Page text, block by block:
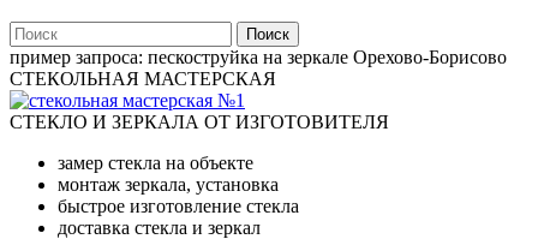
Поиск
пример запроса: пескоструйка на зеркале Орехово-Борисово
СТЕКОЛЬНАЯ МАСТЕРСКАЯ
СТЕКЛО И ЗЕРКАЛА ОТ ИЗГОТОВИТЕЛЯ
замер стекла на объекте
монтаж зеркала, установка
быстрое изготовление стекла
доставка стекла и зеркал